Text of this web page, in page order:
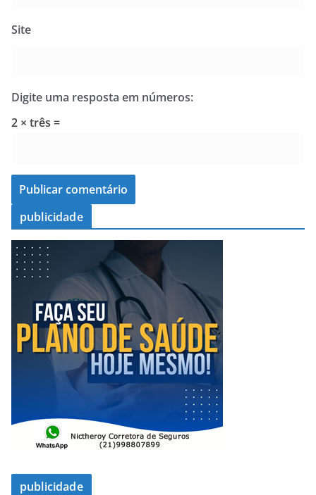
Site
Digite uma resposta em números:
2 × três =
publicidade
publicidade